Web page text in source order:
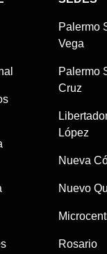
Palermo
Vega
Palermo
Cruz
López
Nueva
Nuevo
Rosario